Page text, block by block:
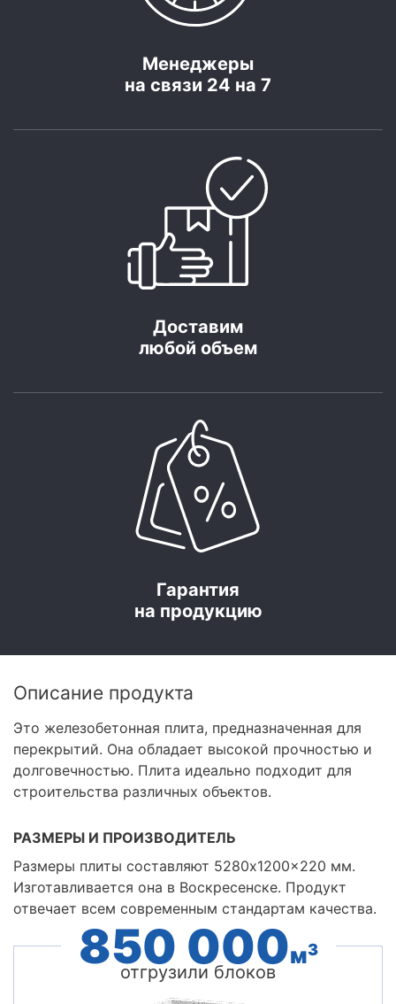
Менеджеры
на связи 24 на 7
Доставим
любой объем
Гарантия
на продукцию
Описание продукта
Это железобетонная плита, предназначенная для
перекрытий. Она обладает высокой прочностью и
долговечностью. Плита идеально подходит для
строительства различных объектов.
РАЗМЕРЫ И ПРОИЗВОДИТЕЛЬ
Размеры плиты составляют 5280x1200x220 мм.
Изготавливается она в Воскресенске. Продукт
отвечает всем современным стандартам качества.
850 000м3
отгрузили блоков